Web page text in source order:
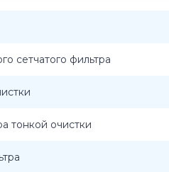
сетчатого фильтра
тонкой очистки